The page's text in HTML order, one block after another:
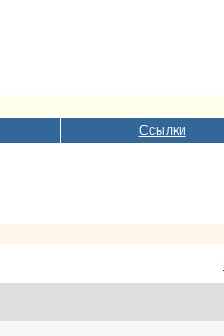
Ссылки